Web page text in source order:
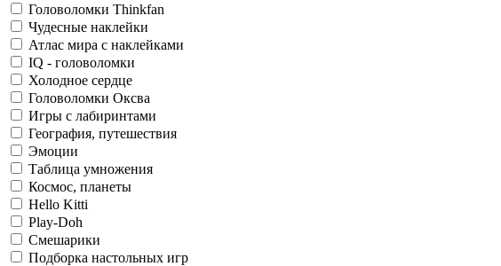
Головоломки Thinkfan
Чудесные наклейки
Атлас мира с наклейками
IQ - головоломки
Холодное сердце
Головоломки Оксва
Игры с лабиринтами
География, путешествия
Эмоции
Таблица умножения
Космос, планеты
Hello Kitti
Play-Doh
Смешарики
Подборка настольных игр